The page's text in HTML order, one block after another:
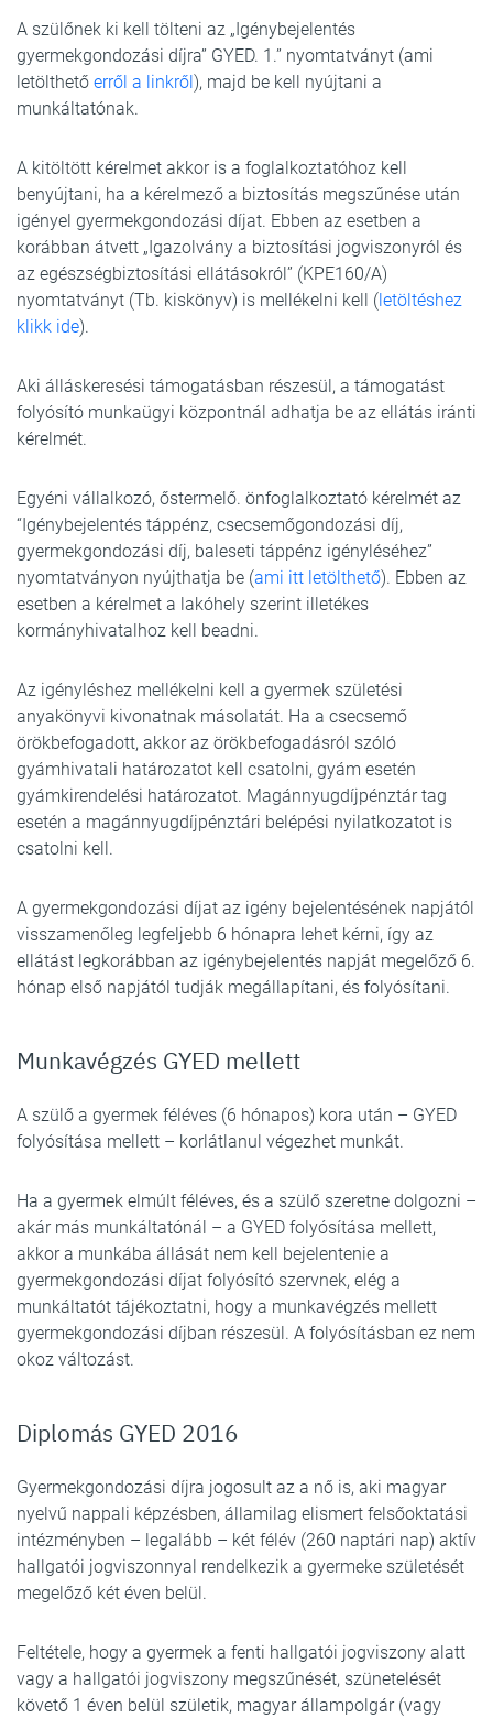
A szülőnek ki kell tölteni az „Igénybejelentés
gyermekgondozási díjra” GYED. 1.” nyomtatványt (ami
letölthető erről a linkről), majd be kell nyújtani a
munkáltatónak.
A kitöltött kérelmet akkor is a foglalkoztatóhoz kell
benyújtani, ha a kérelmező a biztosítás megszűnése után
igényel gyermekgondozási díjat. Ebben az esetben a
korábban átvett „Igazolvány a biztosítási jogviszonyról és
az egészségbiztosítási ellátásokról” (KPE160/A)
nyomtatványt (Tb. kiskönyv) is mellékelni kell (letöltéshez
klikk ide).
Aki álláskeresési támogatásban részesül, a támogatást
folyósító munkaügyi központnál adhatja be az ellátás iránti
kérelmét.
Egyéni vállalkozó, őstermelő. önfoglalkoztató kérelmét az
“Igénybejelentés táppénz, csecsemőgondozási díj,
gyermekgondozási díj, baleseti táppénz igényléséhez”
nyomtatványon nyújthatja be (ami itt letölthető). Ebben az
esetben a kérelmet a lakóhely szerint illetékes
kormányhivatalhoz kell beadni.
Az igényléshez mellékelni kell a gyermek születési
anyakönyvi kivonatnak másolatát. Ha a csecsemő
örökbefogadott, akkor az örökbefogadásról szóló
gyámhivatali határozatot kell csatolni, gyám esetén
gyámkirendelési határozatot. Magánnyugdíjpénztár tag
esetén a magánnyugdíjpénztári belépési nyilatkozatot is
csatolni kell.
A gyermekgondozási díjat az igény bejelentésének napjától
visszamenőleg legfeljebb 6 hónapra lehet kérni, így az
ellátást legkorábban az igénybejelentés napját megelőző 6.
hónap első napjától tudják megállapítani, és folyósítani.
Munkavégzés GYED mellett
A szülő a gyermek féléves (6 hónapos) kora után – GYED
folyósítása mellett – korlátlanul végezhet munkát.
Ha a gyermek elmúlt féléves, és a szülő szeretne dolgozni –
akár más munkáltatónál – a GYED folyósítása mellett,
akkor a munkába állását nem kell bejelentenie a
gyermekgondozási díjat folyósító szervnek, elég a
munkáltatót tájékoztatni, hogy a munkavégzés mellett
gyermekgondozási díjban részesül. A folyósításban ez nem
okoz változást.
Diplomás GYED 2016
Gyermekgondozási díjra jogosult az a nő is, aki magyar
nyelvű nappali képzésben, államilag elismert felsőoktatási
intézményben – legalább – két félév (260 naptári nap) aktív
hallgatói jogviszonnyal rendelkezik a gyermeke születését
megelőző két éven belül.
Feltétele, hogy a gyermek a fenti hallgatói jogviszony alatt
vagy a hallgatói jogviszony megszűnését, szünetelését
követő 1 éven belül születik, magyar állampolgár (vagy